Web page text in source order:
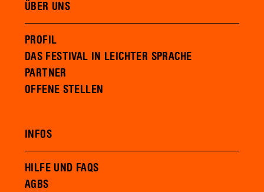
ÜBER UNS
PROFIL
DAS FESTIVAL IN LEICHTER SPRACHE
PARTNER
OFFENE STELLEN
INFOS
HILFE UND FAQS
AGBS